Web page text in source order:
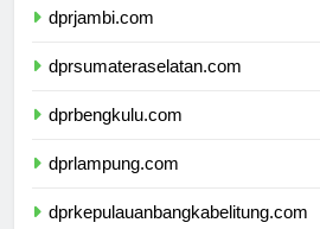
dprjambi.com
dprsumateraselatan.com
dprbengkulu.com
dprlampung.com
dprkepulauanbangkabelitung.com